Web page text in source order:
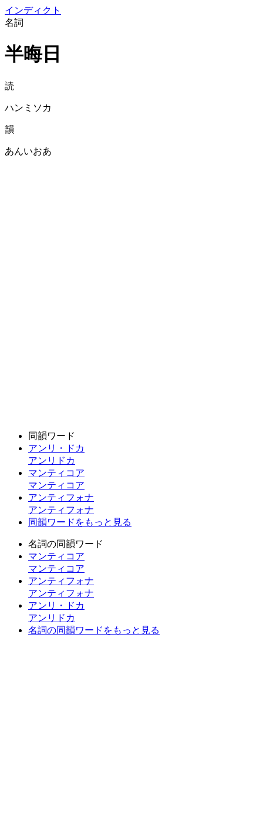
インディクト
名詞
半晦日
読
ハンミソカ
韻
あんいおあ
同韻ワード
アンリ・ドカ
アンリドカ
マンティコア
マンティコア
アンティフォナ
アンティフォナ
同韻ワードをもっと見る
名詞の同韻ワード
マンティコア
マンティコア
アンティフォナ
アンティフォナ
アンリ・ドカ
アンリドカ
名詞の同韻ワードをもっと見る